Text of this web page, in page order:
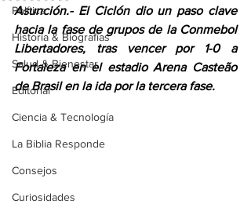
Política
Historia & Biografías
Salud & Bienestar
Editorial
Ciencia & Tecnología
La Biblia Responde
Consejos
Curiosidades
Asunción.- El Ciclón dio un paso clave
hacia la fase de grupos de la Conmebol
Libertadores, tras vencer por 1-0 a
Fortaleza en el estadio Arena Casteão
de Brasil en la ida por la tercera fase.